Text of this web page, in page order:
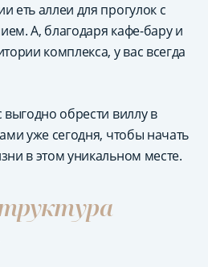
еть аллеи для прогулок с
А, благодаря кафе-бару и
комплекса, у вас всегда
обрести виллу в
уже сегодня, чтобы начать
в этом уникальном месте.